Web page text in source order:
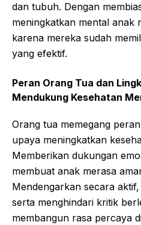
dan tubuh. Dengan
meningkatkan mental anak
karena mereka sudah
yang efektif.
Peran Orang Tua dan
Mendukung Kesehatan
Orang tua memegang
upaya meningkatkan
Memberikan dukungan
membuat anak merasa
Mendengarkan secara
serta menghindari kritik
membangun rasa percaya